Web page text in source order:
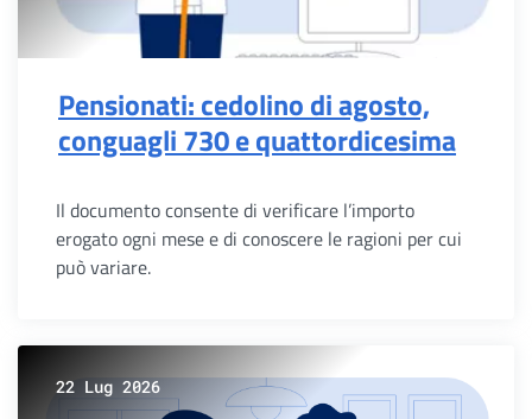
Pensionati: cedolino di agosto,
conguagli 730 e quattordicesima
Il documento consente di verificare l’importo
erogato ogni mese e di conoscere le ragioni per cui
può variare.
22 Lug 2026